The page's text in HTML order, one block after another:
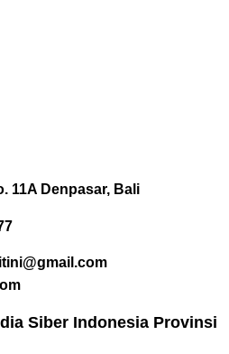
11A Denpasar, Bali
Siber Indonesia Provinsi